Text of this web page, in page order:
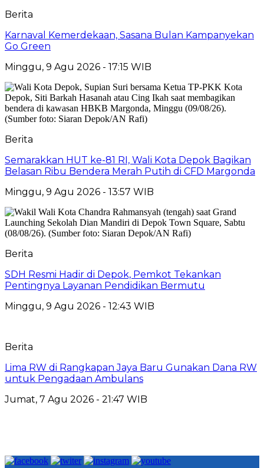
Berita
Karnaval Kemerdekaan, Sasana Bulan Kampanyekan
Go Green
Minggu, 9 Agu 2026 - 17:15 WIB
Berita
Semarakkan HUT ke-81 RI, Wali Kota Depok Bagikan
Belasan Ribu Bendera Merah Putih di CFD Margonda
Minggu, 9 Agu 2026 - 13:57 WIB
Berita
SDH Resmi Hadir di Depok, Pemkot Tekankan
Pentingnya Layanan Pendidikan Bermutu
Minggu, 9 Agu 2026 - 12:43 WIB
Berita
Lima RW di Rangkapan Jaya Baru Gunakan Dana RW
untuk Pengadaan Ambulans
Jumat, 7 Agu 2026 - 21:47 WIB